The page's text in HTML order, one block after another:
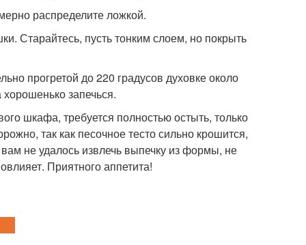
распределите ложкой.
Старайтесь, пусть тонким слоем, но покрыть
прогретой до 220 градусов духовке около
запечься.
шкафа, требуется полностью остыть, только
так как песочное тесто сильно крошится,
не удалось извлечь выпечку из формы, не
Приятного аппетита!